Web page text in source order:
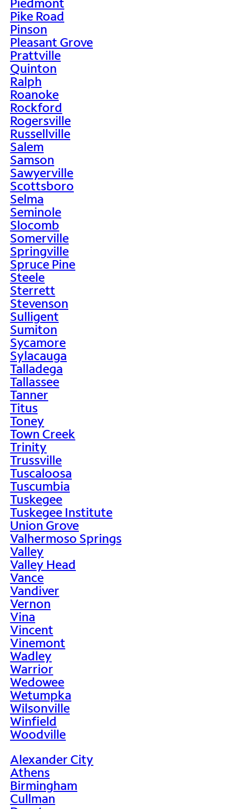
Pike Road
Pinson
Pleasant Grove
Prattville
Quinton
Ralph
Roanoke
Rockford
Rogersville
Russellville
Salem
Samson
Sawyerville
Scottsboro
Selma
Seminole
Slocomb
Somerville
Springville
Spruce Pine
Steele
Sterrett
Stevenson
Sulligent
Sumiton
Sycamore
Sylacauga
Talladega
Tallassee
Tanner
Titus
Toney
Town Creek
Trinity
Trussville
Tuscaloosa
Tuscumbia
Tuskegee
Tuskegee Institute
Union Grove
Valhermoso Springs
Valley
Valley Head
Vance
Vandiver
Vernon
Vina
Vincent
Vinemont
Wadley
Warrior
Wedowee
Wetumpka
Wilsonville
Winfield
Woodville
Alexander City
Athens
Birmingham
Cullman